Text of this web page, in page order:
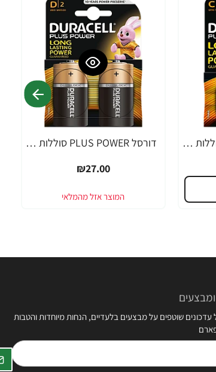
דורסל PLUS POWER סוללות C אריזת 2 יחידות - מבית Duracell
דורסל PLUS POWER סוללות D אריזת 2 יחידות - מבית Duracell
₪27.00
שוטפים על מבצעים בלעדיים, הנחות מיוחדות והטבות